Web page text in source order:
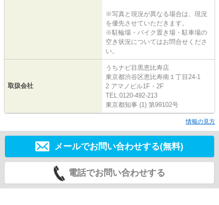
※写真と現況が異なる場合は、現況
を優先させていただきます。
※駐輪場・バイク置き場・駐車場の
空き状況についてはお問合せくださ
い。
取扱会社
うちナビ目黒恵比寿店
東京都渋谷区恵比寿南１丁目24-1
2 アマノビル1F・2F
TEL:0120-492-213
東京都知事 (1) 第99102号
情報の見方
メールでお問い合わせする(無料)
電話でお問い合わせする